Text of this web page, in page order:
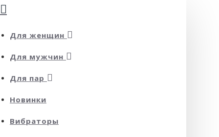
Для женщин
Для мужчин
Для пар
Новинки
Вибраторы